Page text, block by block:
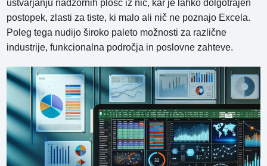
ustvarjanju nadzornih plošč iz nič, kar je lahko dolgotrajen
postopek, zlasti za tiste, ki malo ali nič ne poznajo Excela.
Poleg tega nudijo široko paleto možnosti za različne
industrije, funkcionalna področja in poslovne zahteve.